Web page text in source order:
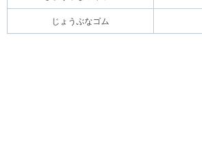
じょうぶなゴム